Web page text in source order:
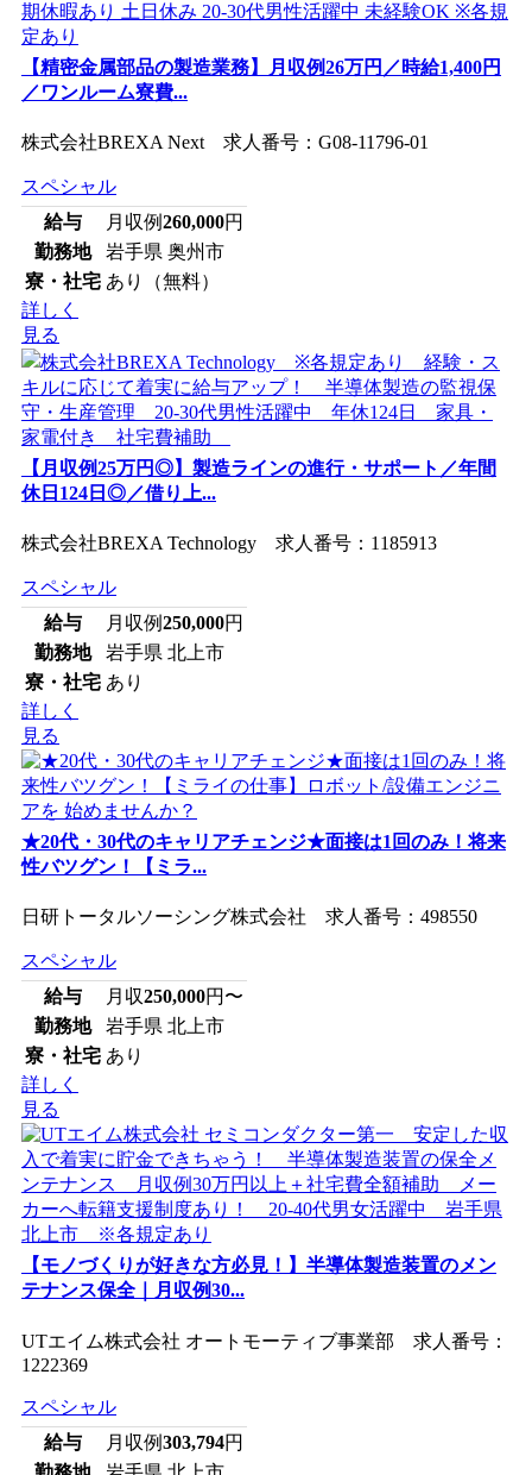
【精密金属部品の製造業務】月収例26万円／時給1,400円
／ワンルーム寮費...
株式会社BREXA Next 求人番号：G08-11796-01
スペシャル
給与
月収例260,000円
勤務地
岩手県 奥州市
寮・社宅 あり（無料）
詳しく
見る
【月収例25万円◎】製造ラインの進行・サポート／年間
休日124日◎／借り上...
株式会社BREXA Technology 求人番号：1185913
スペシャル
給与
月収例250,000円
勤務地
岩手県 北上市
寮・社宅 あり
詳しく
見る
★20代・30代のキャリアチェンジ★面接は1回のみ！将来
性バツグン！【ミラ...
日研トータルソーシング株式会社 求人番号：498550
スペシャル
給与
月収250,000円〜
勤務地
岩手県 北上市
寮・社宅 あり
詳しく
見る
【モノづくりが好きな方必見！】半導体製造装置のメン
テナンス保全｜月収例30...
UTエイム株式会社 オートモーティブ事業部 求人番号：
1222369
スペシャル
給与
月収例303,794円